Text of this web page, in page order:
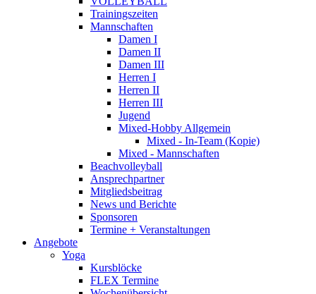
Trainingszeiten
Mannschaften
Damen I
Damen II
Damen III
Herren I
Herren II
Herren III
Jugend
Mixed-Hobby Allgemein
Mixed - In-Team (Kopie)
Mixed - Mannschaften
Beachvolleyball
Ansprechpartner
Mitgliedsbeitrag
News und Berichte
Sponsoren
Termine + Veranstaltungen
Angebote
Yoga
Kursblöcke
FLEX Termine